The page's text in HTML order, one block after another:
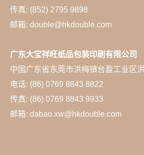
传真: (852) 2795 9898
邮箱: double@hkdouble.com
广东大宝祥旺纸品包装印刷有限公司
中国广东省东莞市洪梅镇台盈工业区
电话: (86) 0769 8843 8822
传真: (86) 0769 8843 9933
邮箱: dabao.xw@hkdouble.com